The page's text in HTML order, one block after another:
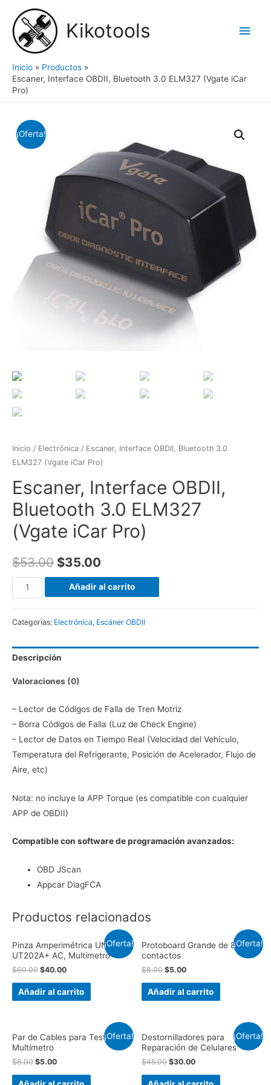
contenido
Kikotools
Inicio
Productos
Escaner, Interface OBDII, Bluetooth 3.0 ELM327 (Vgate iCar
Pro)
¡Oferta!
Inicio / Electrónica / Escaner, Interface OBDII, Bluetooth 3.0
ELM327 (Vgate iCar Pro)
Escaner, Interface OBDII,
Bluetooth 3.0 ELM327
(Vgate iCar Pro)
$53.00 $35.00
Escaner,
Interface
Bluetooth
ELM327
Pro)
cantidad
Añadir al carrito
Categorías: Electrónica, Escáner OBDII
Descripción
Valoraciones (0)
– Lector de Códigos de Falla de Tren Motriz
– Borra Códigos de Falla (Luz de Check Engine)
– Lector de Datos en Tiempo Real (Velocidad del Vehículo,
Temperatura del Refrigerante, Posición de Acelerador, Flujo de
Aire, etc)
Nota: no incluye la APP Torque (es compatible con cualquier
APP de OBDII)
Compatible con software de programación avanzados:
OBD JScan
Appcar DiagFCA
Productos relacionados
¡Oferta!
Pinza Amperimétrica UNI-T
UT202A+ AC, Multímetro
$60.00 $40.00
Añadir al carrito
¡Oferta!
Protoboard Grande de 830
contactos
$8.00 $5.00
Añadir al carrito
¡Oferta!
Par de Cables para Tester o
Multímetro
$8.00 $5.00
¡Oferta!
Destornilladores para
Reparación de Celulares
$45.00 $30.00